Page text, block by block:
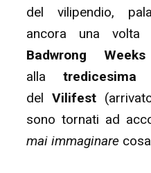
del vilipendio,
ancora una volta
Badwrong Weeks
allatredicesima
delVilifest
sono tornati ad
mai immaginare